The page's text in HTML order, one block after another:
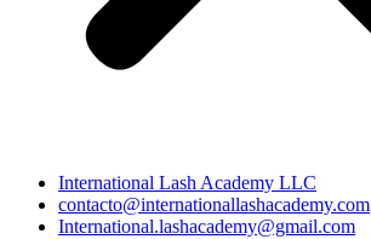
International Lash Academy LLC
contacto@internationallashacademy.com
International.lashacademy@gmail.com